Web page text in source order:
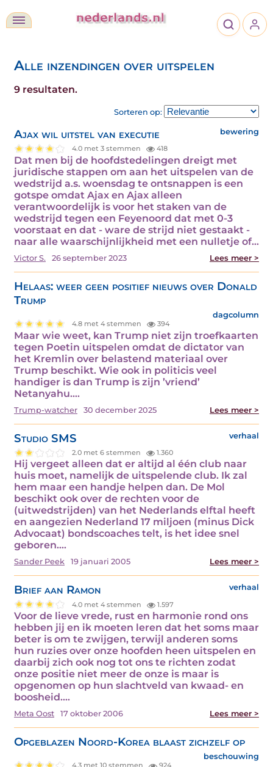
Alle inzendingen over uitspelen
9 resultaten.
Sorteren op:
Ajax wil uitstel van executie bewering
4.0 met 3 stemmen 418
Dat men bij de hoofdstedelingen dreigt met
juridische stappen om aan het uitspelen van de
wedstrijd a.s. woensdag te ontsnappen is een
gotspe omdat Ajax en Ajax alleen
verantwoordelijk is voor het staken van de
wedstrijd tegen een Feyenoord dat met 0-3
voorstaat en dat - ware de strijd niet gestaakt -
naar alle waarschijnlijkheid met een nulletje of…
Victor S. 26 september 2023 Lees meer >
Helaas: weer geen positief nieuws over Donald
Trump
dagcolumn
4.8 met 4 stemmen 394
Maar wie weet, kan Trump niet zijn troefkaarten
tegen Poetin uitspelen omdat de dictator van
het Kremlin over belastend materiaal over
Trump beschikt. Wie ook in politicis veel
handiger is dan Trump is zijn ’vriend’
Netanyahu.…
Trump-watcher 30 december 2025 Lees meer >
Studio SMS verhaal
2.0 met 6 stemmen 1.360
Hij vergeet alleen dat er altijd al één club naar
huis moet, namelijk de uitspelende club. Ik zal
hem maar een handje helpen dan. De Mol
beschikt ook over de rechten voor de
(uitwedstrijden) van het Nederlands elftal heeft
en aangezien Nederland 17 miljoen (minus Dick
Advocaat) bondscoaches telt, is het idee snel
geboren.…
Sander Peek 19 januari 2005 Lees meer >
Brief aan Ramon verhaal
4.0 met 4 stemmen 1.597
Voor de lieve vrede, rust en harmonie rond ons
hebben jij en ik moeten leren dat het soms maar
beter is om te zwijgen, terwijl anderen soms
hun ruzies over onze hoofden heen uitspelen en
daarbij zich ook nog tot ons te richten zodat
onze positie niet meer de onze is maar is
opgenomen op hun slachtveld van kwaad- en
boosheid.…
Meta Oost 17 oktober 2006 Lees meer >
Opgeblazen Noord-Korea blaast zichzelf op
beschouwing